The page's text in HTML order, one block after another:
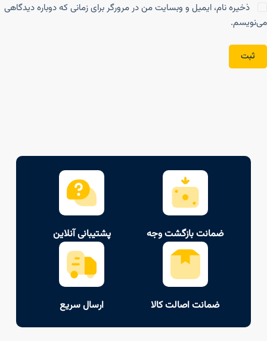
ذخیره نام، ایمیل و وبسایت من در مرورگر برای زمانی که دوباره دیدگاهی
می‌نویسم.
ثبت
ضمانت بازگشت وجه پشتیبانی آنلاین
ضمانت اصالت کالا ارسال سریع